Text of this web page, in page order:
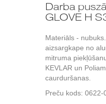
Darba
GLOVE H
Materiāls -
aizsargkape no
mitruma
KEVLAR un
caurduršanas.
Preču kods: 0622-